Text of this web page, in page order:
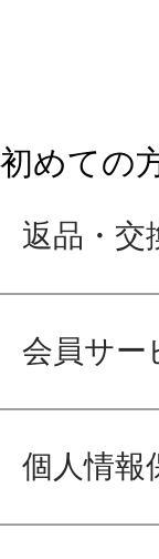
初めての
返品・交
会員サー
個人情報